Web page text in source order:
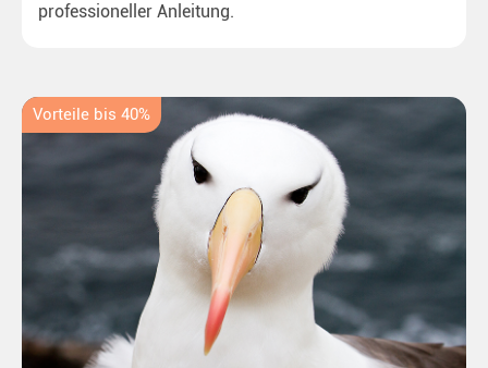
professioneller Anleitung.
Vorteile bis 40%